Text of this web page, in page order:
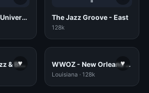
SomaFM Sonic Universe (128k MP3) The Jazz Groove - East
128k
♥WDCB 90.9 "Jazz & Blues" Chicago, IL ♥WWOZ - New Orleans Public Radio
Louisiana · 128k